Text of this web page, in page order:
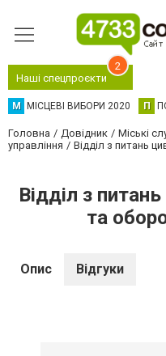
Наші спецпроєкти
2
М МІСЦЕВІ ВИБОРИ 2020 П
Головна Довідник Міські
управління
Відділ з питань
Відділ з
та
Опис Відгуки